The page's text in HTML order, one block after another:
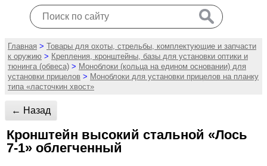
Главная > Товары для охоты, стрельбы, комплектующие и запчасти
к оружию > Крепления, кронштейны, базы для установки оптики и
тюнинга (обвеса) > Моноблоки (кольца на едином основании) для
установки прицелов > Моноблоки для установки прицелов на планку
типа «ласточкин хвост»
← Назад
Кронштейн высокий стальной «Лось
7-1» облегченный